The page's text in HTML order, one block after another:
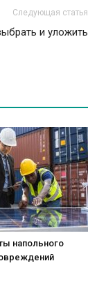
Следующая статья
и уложить
напольного